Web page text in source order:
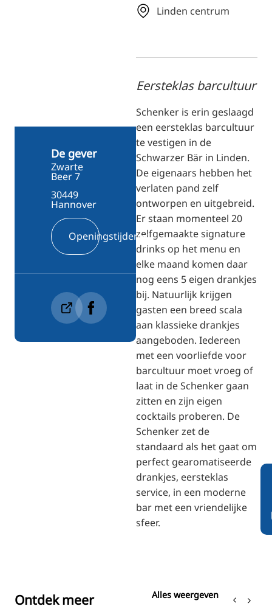
UK
Linden centrum
Eersteklas barcultuur
Schenker is erin geslaagd
een eersteklas barcultuur
te vestigen in de
Schwarzer Bär in Linden.
De eigenaars hebben het
verlaten pand zelf
ontworpen en uitgebreid.
Er staan momenteel 20
zelfgemaakte signature
drinks op het menu en
elke maand komen daar
nog eens 5 eigen drankjes
bij. Natuurlijk krijgen
gasten een breed scala
aan klassieke drankjes
aangeboden. Iedereen
met een voorliefde voor
barcultuur moet vroeg of
laat in de Schenker gaan
zitten en zijn eigen
cocktails proberen. De
Schenker zet de
standaard als het gaat om
perfect gearomatiseerde
drankjes, eersteklas
service, in een moderne
bar met een vriendelijke
sfeer.
De gever
Zwarte
Beer 7
30449
Hannover
Openingstijden
Ontdek meer
Alles weergeven